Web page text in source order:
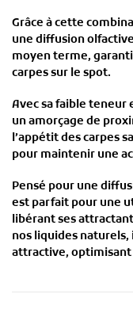
Grâce à cette
une diffusion
moyen terme,
carpes sur le spot.
Avec safaible teneur
un amorçage de
l’appétit des carpes
pour maintenir une
Pensé pour une
est parfait pour une
libérant ses
nos liquides naturels,
attractive, optimisant